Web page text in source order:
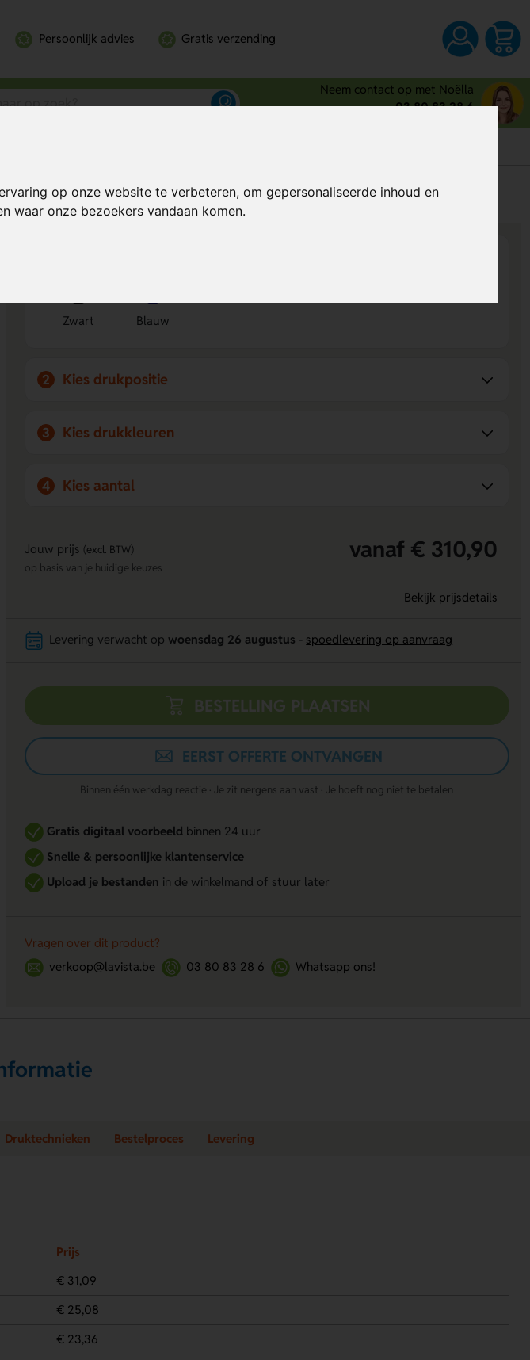
op onze website te verbeteren, om gepersonaliseerde inhoud en
waar onze bezoekers vandaan komen.
Persoonlijk advies Gratis verzending
Neem contact op met Noëlla
03 80 83 28 6
Bereken mijn prijs Al vanaf€ 22,54per stuk (excl. BTW)
Zwart Blauw
2 Kies drukpositie
3 Kies drukkleuren
4 Kies aantal
Jouw prijs (excl. BTW) vanaf € 310,90
op basis van je huidige keuzes
Bekijk prijsdetails
Levering verwacht op woensdag 26 augustus spoedlevering op aanvraag
BESTELLING PLAATSEN
EERST OFFERTE ONTVANGEN
Binnen één werkdag reactie · Je zit nergens aan vast · Je hoeft nog niet te betalen
Gratis digitaal voorbeeld binnen 24 uur
Snelle & persoonlijke klantenservice
Upload je bestanden in de winkelmand of stuur later
Vragen over dit product?
verkoop@lavista.be
03 80 83 28 6 Whatsapp ons!
Druktechnieken Bestelproces Levering
Prijs
€ 31,09
€ 25,08
€ 23,36